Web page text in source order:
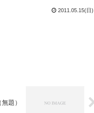
2011.05.15(日)
無題）